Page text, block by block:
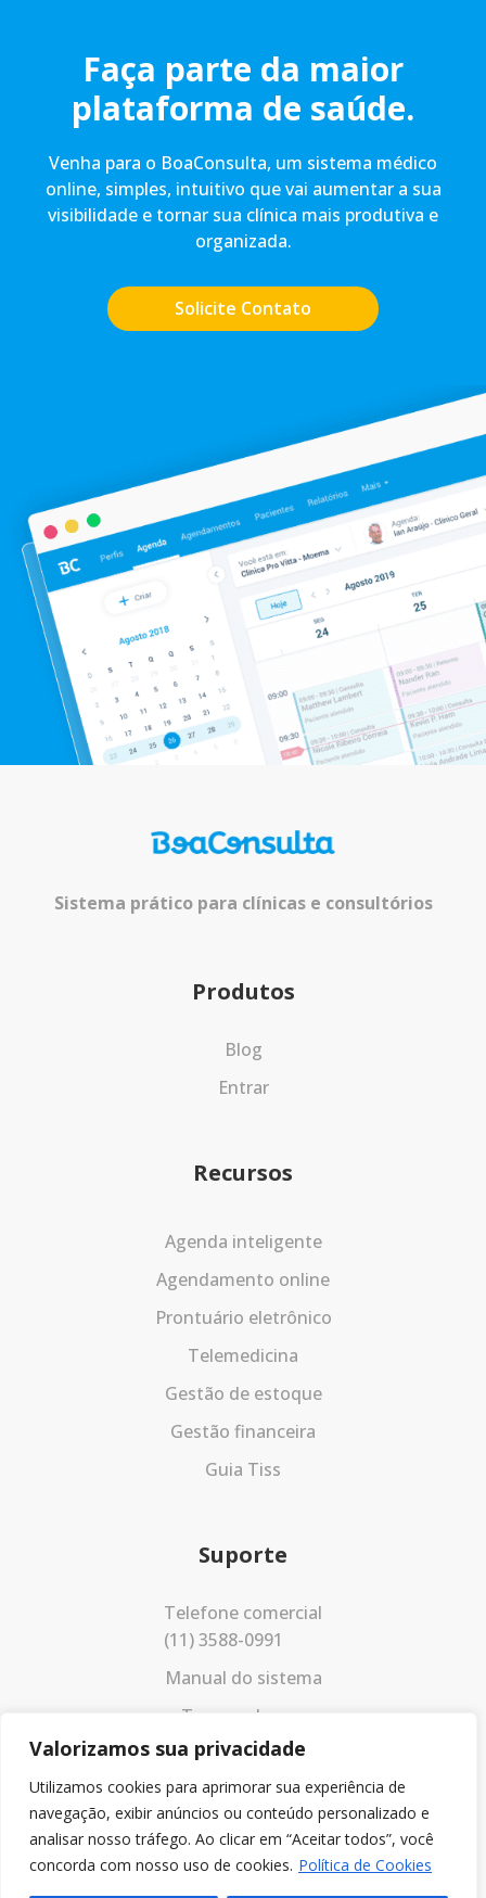
Valorizamos sua privacidade
Utilizamos cookies para aprimorar sua experiência de
navegação, exibir anúncios ou conteúdo personalizado e
analisar nosso tráfego. Ao clicar em “Aceitar todos”, você
concorda com nosso uso de cookies. Política de Cookies
Faça parte da maior
plataforma de saúde.
Venha para o BoaConsulta, um sistema médico
online, simples, intuitivo que vai aumentar a sua
visibilidade e tornar sua clínica mais produtiva e
organizada.
Solicite Contato
Sistema prático para clínicas e consultórios
Produtos
Blog
Entrar
Recursos
Agenda inteligente
Agendamento online
Prontuário eletrônico
Telemedicina
Gestão de estoque
Gestão financeira
Guia Tiss
Suporte
Telefone comercial
(11) 3588-0991
Manual do sistema
Termos de uso
Política de privacidade